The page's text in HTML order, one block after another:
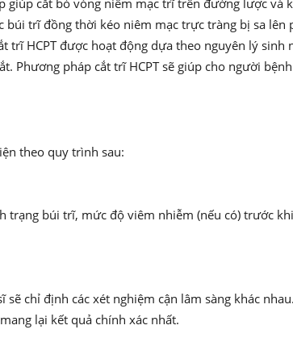
giúp cắt bỏ vòng niêm mạc trĩ trên đường lược và
búi trĩ đồng thời kéo niêm mạc trực tràng bị sa lên
trĩ HCPT được hoạt động dựa theo nguyên lý
Phương pháp cắt trĩ HCPT sẽ giúp cho người
theo quy trình sau:
trạng búi trĩ, mức độ viêm nhiễm (nếu có) trước
chỉ định các xét nghiệm cận lâm sàng khác
lại kết quả chính xác nhất.